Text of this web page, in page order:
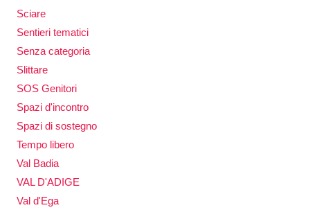
Sciare
Sentieri tematici
Senza categoria
Slittare
SOS Genitori
Spazi d'incontro
Spazi di sostegno
Tempo libero
Val Badia
VAL D'ADIGE
Val d'Ega